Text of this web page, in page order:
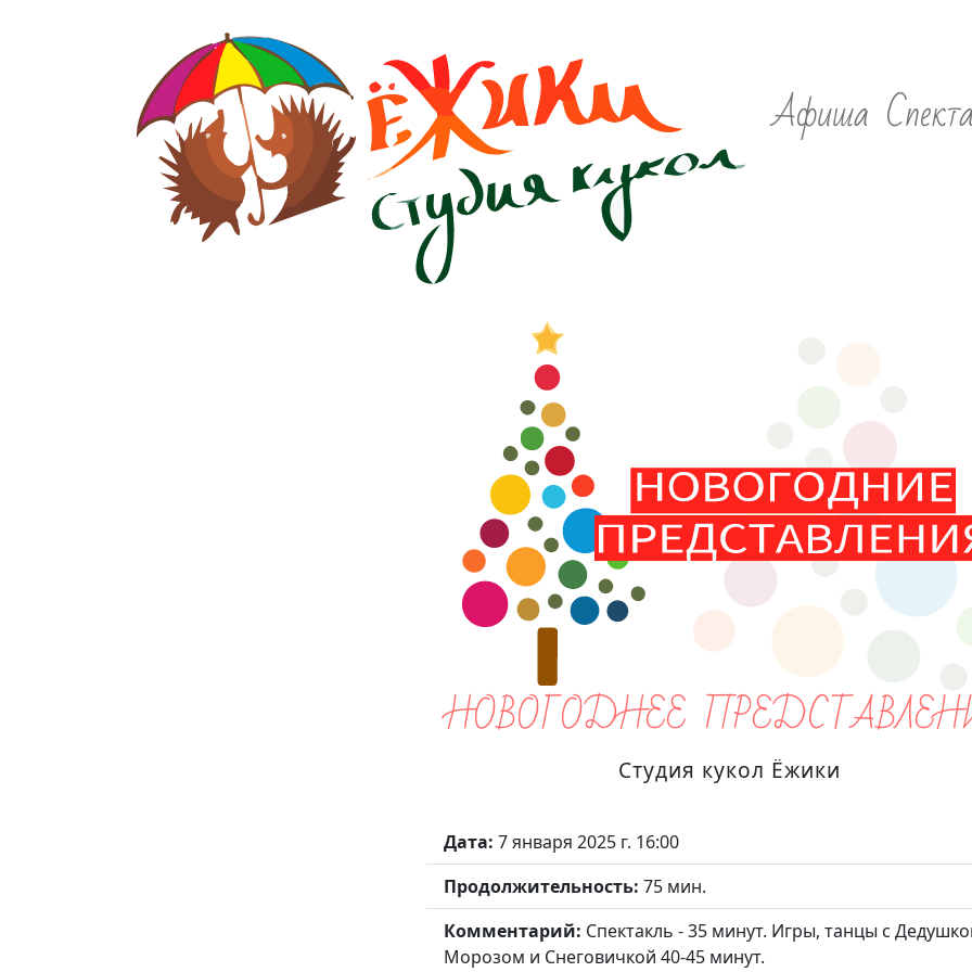
Афиша
НОВОГОДНЕЕ
Студия кукол Ёжики
Дата: 7 января 2025 г. 16:00
Продолжительность: 75 мин.
Комментарий: Спектакль - 35 минут. Игры, танцы с
Морозом и Снеговичкой 40-45 минут.